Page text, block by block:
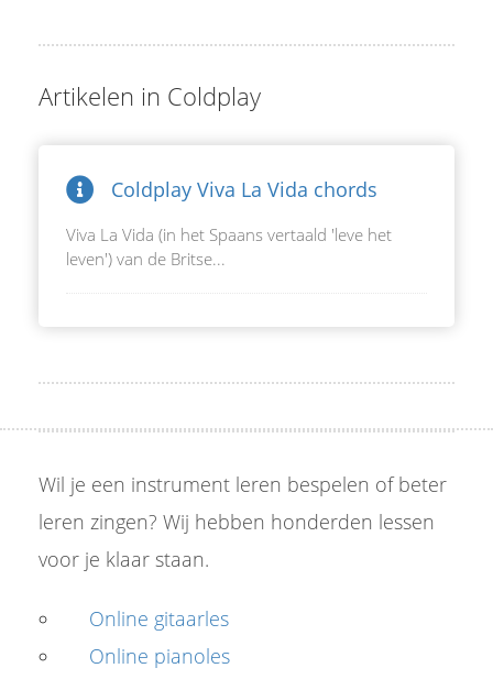
Artikelen in Coldplay
Coldplay Viva La Vida chords
Viva La Vida (in het Spaans vertaald 'leve het
leven') van de Britse...
Wil je een instrument leren bespelen of beter
leren zingen? Wij hebben honderden lessen
voor je klaar staan.
Online gitaarles
Online pianoles